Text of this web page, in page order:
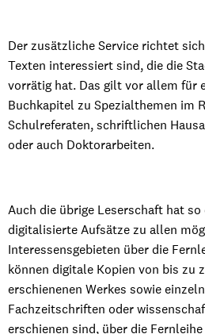
Der zusätzliche Service richtet
Texten interessiert sind, die die
vorrätig hat. Das gilt vor allem für
Buchkapitel zu Spezialthemen im
Schulreferaten, schriftlichen
oder auch Doktorarbeiten.
Auch die übrige Leserschaft hat
digitalisierte Aufsätze zu allen
Interessensgebieten über die
können digitale Kopien von bis zu
erschienenen Werkes sowie
Fachzeitschriften oder
erschienen sind, über die